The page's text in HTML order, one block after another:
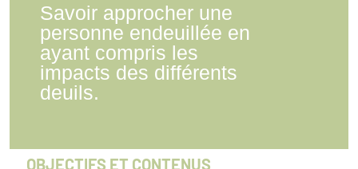
Savoir approcher une
personne endeuillée en
ayant compris les
impacts des différents
deuils.
OBJECTIFS ET CONTENUS